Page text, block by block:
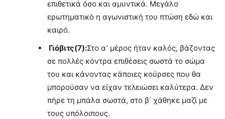
επιθετικά όσο και αμυντικά. Μεγάλο
ερωτηματικό η αγωνιστική του πτώση εδώ και
καιρό.
Γιόβιτς(7):Στο α’ μέρος ήταν καλός, βάζοντας
σε πολλές κόντρα επιθέσεις σωστά το σώμα
του και κάνοντας κάποιες κούρσες που θα
μπορούσαν να είχαν τελειώσει καλύτερα. Δεν
πήρε τη μπάλα σωστά, στο β΄ χάθηκε μαζί με
τους υπόλοιπους.